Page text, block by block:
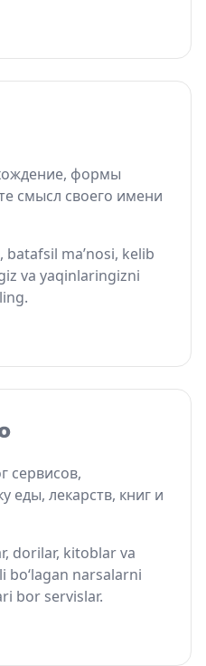
формы
смысл своего имени
batafsil ma’nosi, kelib
va yaqinlaringizni
сервисов,
еды, лекарств, книг и
dorilar, kitoblar va
bo‘lagan narsalarni
bor servislar.